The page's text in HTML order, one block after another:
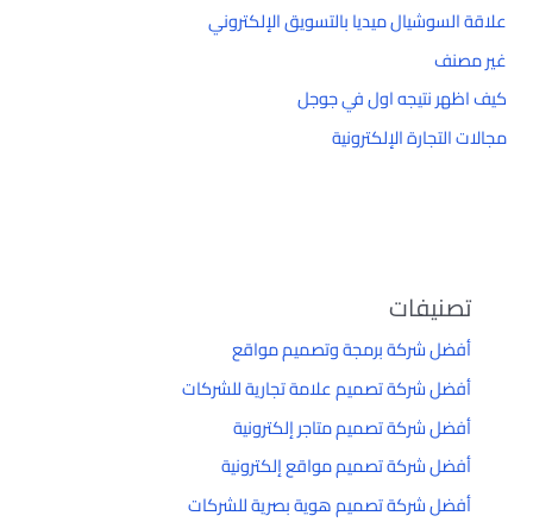
علاقة السوشيال ميديا بالتسويق الإلكتروني
غير مصنف
كيف اظهر نتيجه اول في جوجل
مجالات التجارة الإلكترونية
تصنيفات
أفضل شركة برمجة وتصميم مواقع
أفضل شركة تصميم علامة تجارية للشركات
أفضل شركة تصميم متاجر إلكترونية
أفضل شركة تصميم مواقع إلكترونية
أفضل شركة تصميم هوية بصرية للشركات